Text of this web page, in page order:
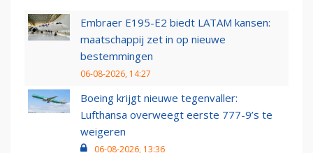
Embraer E195-E2 biedt LATAM kansen:
maatschappij zet in op nieuwe
bestemmingen
06-08-2026, 14:27
Boeing krijgt nieuwe tegenvaller:
Lufthansa overweegt eerste 777-9’s te
weigeren
06-08-2026, 13:36